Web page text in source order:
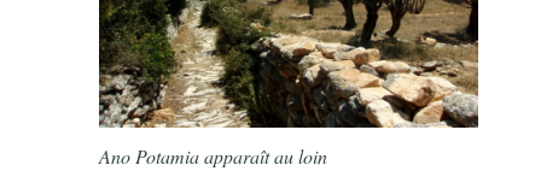
Ano Potamia apparaît au loin